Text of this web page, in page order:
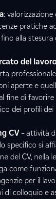
:
pratiche
alla stesura
del
aperte e
fine di favorire
dei profili dei
CV – attività
specifico si
del CV, nella
come
per il
di colloquio e